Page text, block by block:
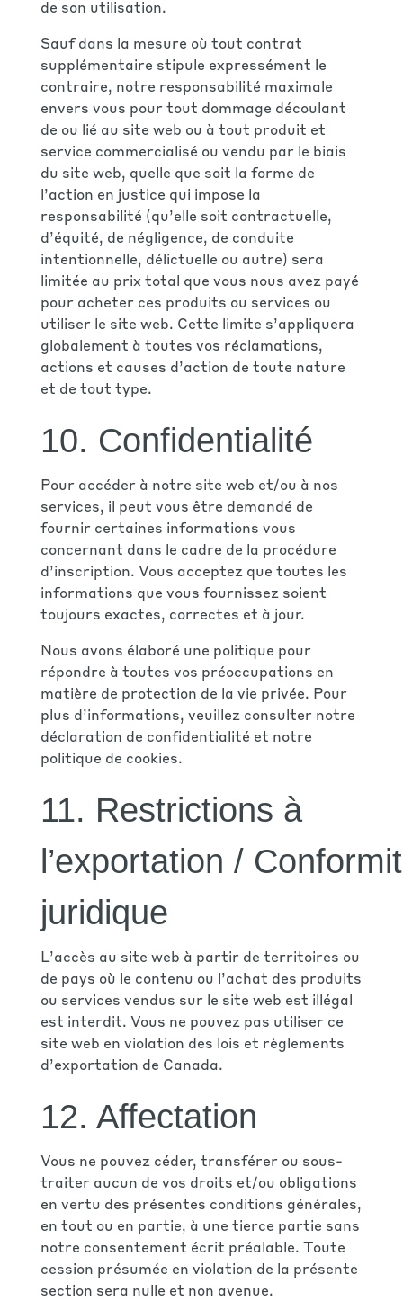
de son utilisation.
Sauf dans la mesure où tout contrat
supplémentaire stipule expressément le
contraire, notre responsabilité maximale
envers vous pour tout dommage découlant
de ou lié au site web ou à tout produit et
service commercialisé ou vendu par le biais
du site web, quelle que soit la forme de
l’action en justice qui impose la
responsabilité (qu’elle soit contractuelle,
d’équité, de négligence, de conduite
intentionnelle, délictuelle ou autre) sera
limitée au prix total que vous nous avez payé
pour acheter ces produits ou services ou
utiliser le site web. Cette limite s’appliquera
globalement à toutes vos réclamations,
actions et causes d’action de toute nature
et de tout type.
10. Confidentialité
Pour accéder à notre site web et/ou à nos
services, il peut vous être demandé de
fournir certaines informations vous
concernant dans le cadre de la procédure
d’inscription. Vous acceptez que toutes les
informations que vous fournissez soient
toujours exactes, correctes et à jour.
Nous avons élaboré une politique pour
répondre à toutes vos préoccupations en
matière de protection de la vie privée. Pour
plus d’informations, veuillez consulter notre
déclaration de confidentialité et notre
politique de cookies.
11. Restrictions à
l’exportation /
juridique
L’accès au site web à partir de territoires ou
de pays où le contenu ou l’achat des produits
ou services vendus sur le site web est illégal
est interdit. Vous ne pouvez pas utiliser ce
site web en violation des lois et règlements
d’exportation de Canada.
12. Affectation
Vous ne pouvez céder, transférer ou sous-
traiter aucun de vos droits et/ou obligations
en vertu des présentes conditions générales,
en tout ou en partie, à une tierce partie sans
notre consentement écrit préalable. Toute
cession présumée en violation de la présente
section sera nulle et non avenue.